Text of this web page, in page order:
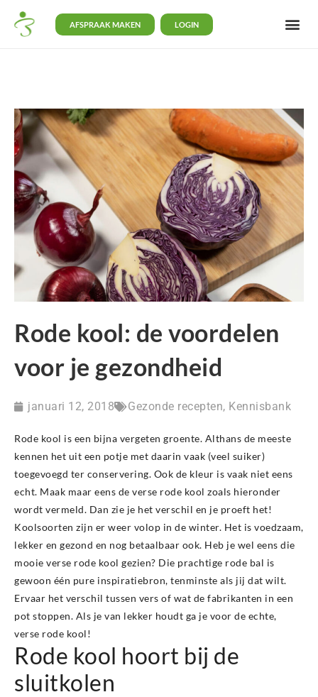
AFSPRAAK MAKEN LOGIN
Rode kool: de voordelen
voor je gezondheid
januari 12, 2018 Gezonde recepten, Kennisbank
Rode kool is een bijna vergeten groente. Althans de meeste
kennen het uit een potje met daarin vaak (veel suiker)
toegevoegd ter conservering. Ook de kleur is vaak niet eens
echt. Maak maar eens de verse rode kool zoals hieronder
wordt vermeld. Dan zie je het verschil en je proeft het!
Koolsoorten zijn er weer volop in de winter. Het is voedzaam,
lekker en gezond en nog betaalbaar ook. Heb je wel eens die
mooie verse rode kool gezien? Die prachtige rode bal is
gewoon één pure inspiratiebron, tenminste als jij dat wilt.
Ervaar het verschil tussen vers of wat de fabrikanten in een
pot stoppen. Als je van lekker houdt ga je voor de echte,
verse rode kool!
Rode kool hoort bij de
sluitkolen